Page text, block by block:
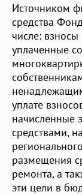
Источником
средства
числе:
уплаченные
уплате
начисленные
средствами,
размещения
ремонта, а
эти цели в